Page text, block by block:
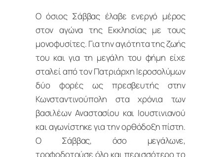
Ο όσιος Σάββας έλαβε ενεργό μέρος
στον αγώνα της Εκκλησίας με τους
μονοφυσίτες. Για την αγιότητα της ζωής
του και για τη μεγάλη του φήμη είχε
σταλεί από τον Πατριάρχη Ιεροσολύμων
δύο φορές ως πρεσβευτής στην
Κωνσταντινούπολη στα χρόνια των
βασιλέων Αναστασίου και Ιουστινιανού
και αγωνίστηκε για την ορθόδοξη πίστη.
Ο Σάββας, όσο μεγάλωνε,
τροφοδοτούσε όλο και περισσότερο το